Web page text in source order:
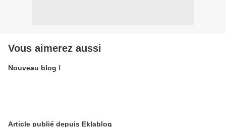
Vous aimerez aussi
Nouveau blog !
Article publié depuis Eklablog